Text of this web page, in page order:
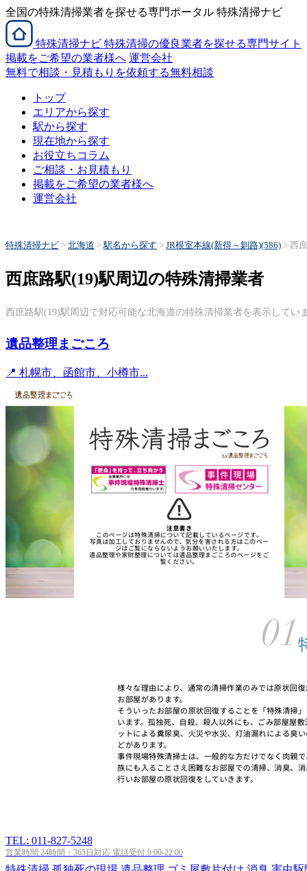
全国の特殊清掃業者を探せる専門ポータル 特殊清掃ナビ
特殊清掃ナビ 特殊清掃の優良業者を探せる専門サイト
掲載をご希望の業者様へ 運営会社
無料で相談・見積もりを依頼する無料相談
トップ
エリアから探す
駅から探す
現在地から探す
お役立ちコラム
ご相談・お見積もり
掲載をご希望の業者様へ
運営会社
特殊清掃ナビ > 北海道 >駅名から探す > JR根室本線(新得～釧路)(586) > 西
西庶路駅(19)駅周辺の特殊清掃業者
西庶路駅(19)駅周辺で対応可能な北海道の特殊清掃業者を表示してい
遺品整理まごころ
📍 札幌市、函館市、小樽市...
TEL: 011-827-5248
営業時間:24時間・365日対応 電話受付:9:00-22:00